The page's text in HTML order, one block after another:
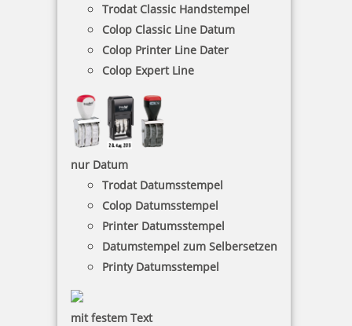
Trodat Classic Handstempel
Colop Classic Line Datum
Colop Printer Line Dater
Colop Expert Line
nur Datum
Trodat Datumsstempel
Colop Datumsstempel
Printer Datumsstempel
Datumstempel zum Selbersetzen
Printy Datumsstempel
mit festem Text
Jetzt gestalten
Colop Printer Arztstempel m. individuellem Text 9-zeilig
43,05 €